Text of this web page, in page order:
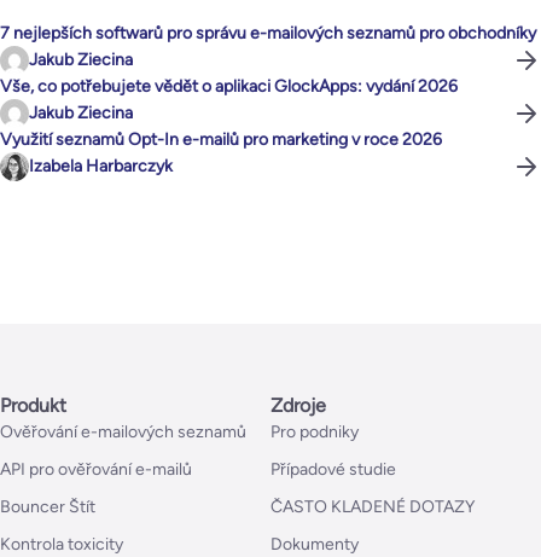
7 nejlepších softwarů pro správu e-mailových seznamů pro obchodníky
Jakub Ziecina
Vše, co potřebujete vědět o aplikaci GlockApps: vydání 2026
Jakub Ziecina
Využití seznamů Opt-In e-mailů pro marketing v roce 2026
Izabela Harbarczyk
Produkt
Ověřování e-mailových seznamů
API pro ověřování e-mailů
Bouncer Štít
Kontrola toxicity
Zdroje
Pro podniky
Případové studie
ČASTO KLADENÉ DOTAZY
Dokumenty